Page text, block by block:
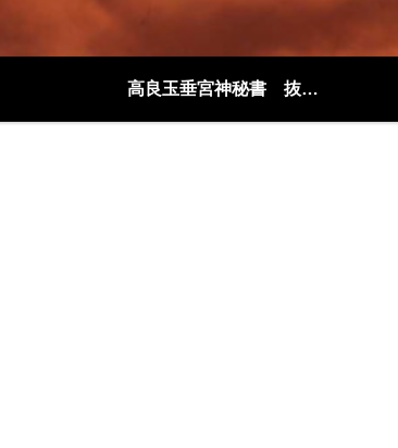
高良玉垂宮神秘書 抜粋解説編